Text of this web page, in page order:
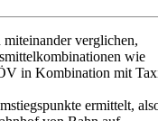
verglichen,
wie
in Kombination mit
ermittelt,